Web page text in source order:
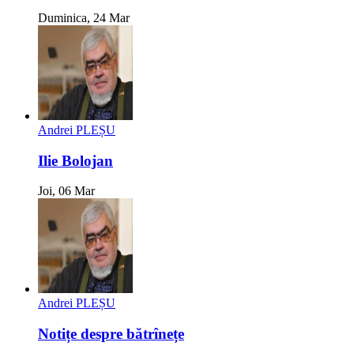
Duminica, 24 Mar
Andrei PLEȘU
Ilie Bolojan
Joi, 06 Mar
Andrei PLEȘU
Notițe despre bătrînețe